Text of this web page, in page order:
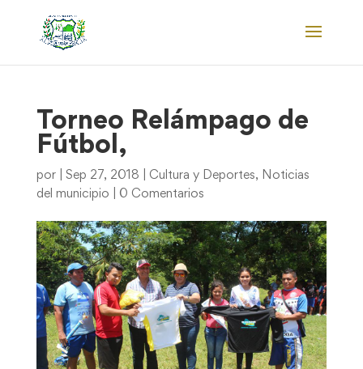
Torneo Relámpago de
Fútbol,
por Sep 27, 2018 Cultura y Deportes,
Noticias
del municipio
0 Comentarios